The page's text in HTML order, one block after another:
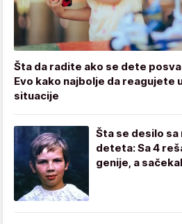
Šta da radite ako se dete
Evo kako najbolje da reagujete
situacije
Šta se desilo
deteta: Sa 4
genije, a